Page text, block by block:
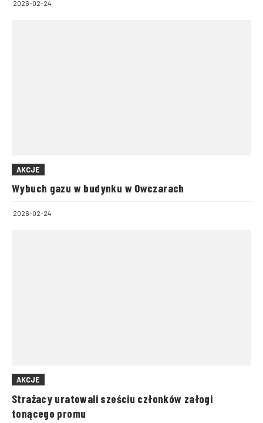
2026-02-24
AKCJE
Wybuch gazu w budynku w Owczarach
2026-02-24
AKCJE
Strażacy uratowali sześciu członków załogi
tonącego promu